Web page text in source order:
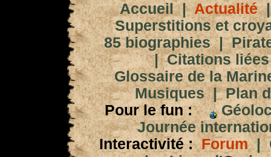
Accueil|Actualité
Superstitions et
85 biographies|
|Citations
Glossaire de la
Musiques|Plan
Pour le fun :
Journée
Interactivité : Forum|